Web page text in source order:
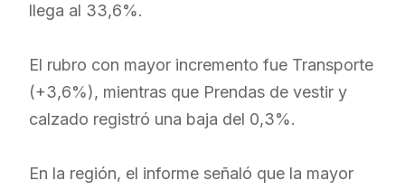
llega al 33,6%.
El rubro con mayor incremento fue Transporte
(+3,6%), mientras que Prendas de vestir y
calzado registró una baja del 0,3%.
En la región, el informe señaló que la mayor